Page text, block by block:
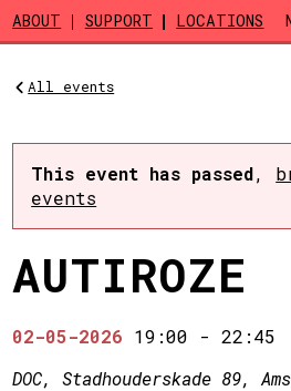
Skip to main content
ABOUT SUPPORT LOCATIONS
All events
This event has passed,
events
AUTIROZE
02-05-2026 19:00 -22:45
DOC, Stadhouderskade 89,